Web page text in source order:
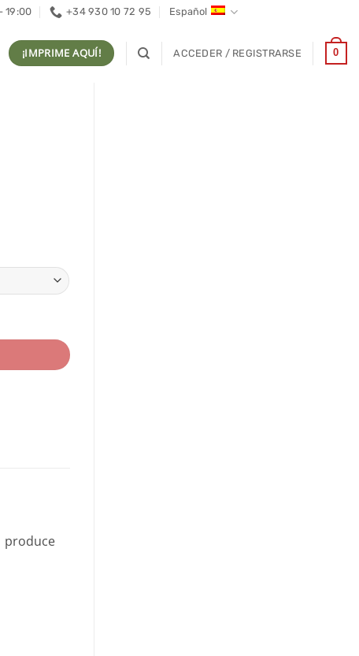
19:00 +34 930 10 72 95 Español
¡IMPRIME AQUÍ! ACCEDER / REGISTRARSE 0
produce